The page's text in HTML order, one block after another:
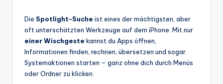
Die Spotlight-Suche ist eines der mächtigsten, aber
oft unterschätzten Werkzeuge auf dem iPhone. Mit nur
einer Wischgeste kannst du Apps öffnen,
Informationen finden, rechnen, übersetzen und sogar
Systemaktionen starten – ganz ohne dich durch Menüs
oder Ordner zu klicken.